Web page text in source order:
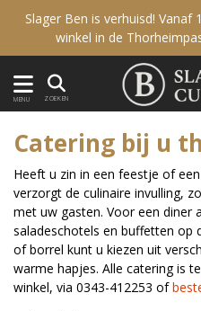
Slager Ben is verhuisd!
winkel in de
MENU ZOEKEN
Catering bij u
Heeft u zin in een feestje of
verzorgt de culinaire invulling,
met uw gasten. Voor een diner
saladeschotels en buffetten op
of borrel kunt u kiezen uit
warme hapjes. Alle catering is
winkel, via 0343-412253 of